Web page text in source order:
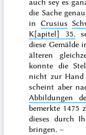
auch sey es
die Sache
in Crusius
K[apitel] 35.
diese Gemälde
älteren
konnte die
nicht zur Hand
scheint aber
Abbildungen
bemerkte 1475
dieses durch
bringen. –